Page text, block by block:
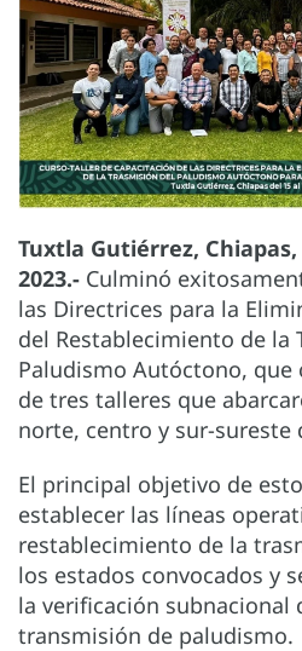
Tuxtla Gutiérrez,
2023.- Culminó
las Directrices para la
del Restablecimiento de la
Paludismo Autóctono, que
de tres talleres que
norte, centro y sur-sureste
El principal objetivo de
establecer las líneas
restablecimiento de la
los estados convocados y
la verificación subnacional
transmisión de paludismo.